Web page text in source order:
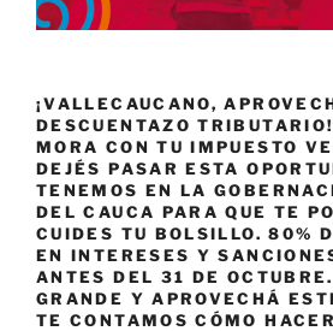
¡VALLECAUCANO,
DESCUENTAZO
MORA CON TU IMPUESTO
DEJÉS PASAR ESTA
TENEMOS EN LA
DEL CAUCA PARA QUE TE
CUIDES TU BOLSILLO. 80%
EN INTERESES Y
ANTES DEL 31 DE
GRANDE Y APROVECHÁ
TE CONTAMOS CÓMO